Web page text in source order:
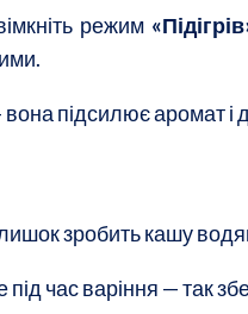
режим
підсилює аромат і
зробить кашу
під час варіння — так